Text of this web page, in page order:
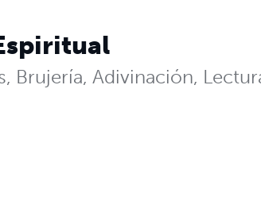
Brujería, Adivinación,